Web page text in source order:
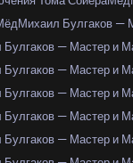
Михаил Булгаков —
— Мастер и
— Мастер и
— Мастер и
— Мастер и
— Мастер и